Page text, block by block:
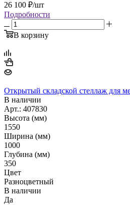
26 100 ₽/шт
Подробности
В корзину
Открытый складской стеллаж для
В наличии
Арт.: 407830
Высота (мм)
1550
Ширина (мм)
1000
Глубина (мм)
350
Цвет
Разноцветный
В наличии
Да